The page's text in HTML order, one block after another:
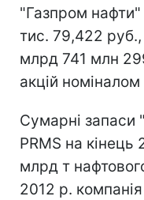
"Газпром
тис. 79,422 руб.,
млрд 741 млн
акцій
Сумарні запаси
PRMS на кінець
млрд т
2012 р.